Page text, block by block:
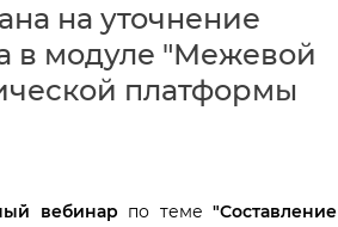
на уточнение
в модуле "Межевой
платформы
вебинар по теме "Составление